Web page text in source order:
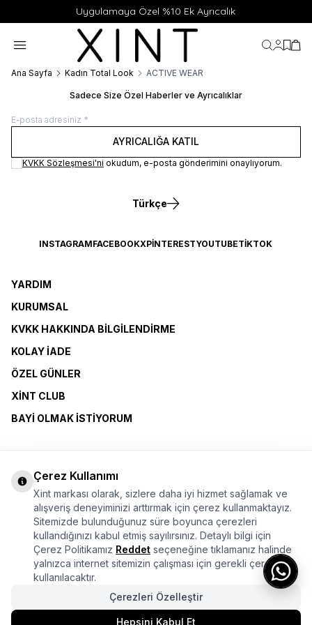
Uygulamaya Özel %10 Ek Ayrıcalık
Ana Sayfa Kadın Total Look ACTIVE WEAR
Sadece Size Özel Haberler ve Ayrıcalıklar
AYRICALIĞA KATIL
KVKK Sözleşmesi'ni okudum, e-posta gönderimini onaylıyorum.
Türkçe
INSTAGRAMFACEBOOKXPINTERESTYOUTUBETIKTOK
YARDIM
KURUMSAL
KVKK HAKKINDA BILGILENDIRME
KOLAY İADE
ÖZEL GÜNLER
XINT CLUB
BAYI OLMAK İSTIYORUM
MESAFELİ SATIŞ SÖZLEŞMESİ
KİŞİSEL VERİLERE İLİŞKİN BİLGİLENDİRME
Bu sayfada yer alan görsellerde yapay zekâ teknolojileri kullanılmıştır.
Çerez Kullanımı
Xint markası olarak, sizlere daha iyi hizmet sağlamak ve
alışveriş deneyiminizi arttırmak için çerez kullanmaktayız.
Sitemizde bulunduğunuz süre boyunca çerezleri
kullandığınızı kabul etmiş sayılırsınız. Detaylı bilgi için
Çerez Politikamız Reddet seçeneğine tıklamanız halinde
yalnızca internet sitemizin çalışması için gerekli çerezler
kullanılacaktır.
Çerezleri Özelleştir
Hepsini Kabul Et